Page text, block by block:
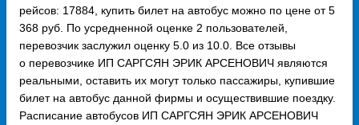
рейсов: 17884, купить билет на автобус можно по цене от 5
368 руб. По усредненной оценке 2 пользователей,
перевозчик заслужил оценку 5.0 из 10.0. Все отзывы
о перевозчике ИП САРГСЯН ЭРИК АРСЕНОВИЧ являются
реальными, оставить их могут только пассажиры, купившие
билет на автобус данной фирмы и осуществившие поездку.
Расписание автобусов ИП САРГСЯН ЭРИК АРСЕНОВИЧ